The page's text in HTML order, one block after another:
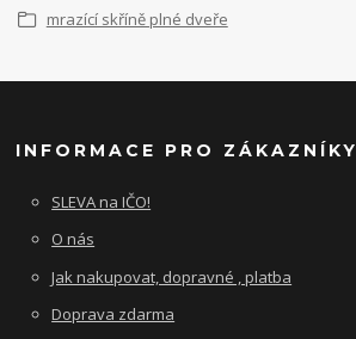
mrazící skříně plné dveře
INFORMACE PRO ZÁKAZNÍKY
SLEVA na IČO!
O nás
Jak nakupovat, dopravné , platba
Doprava zdarma